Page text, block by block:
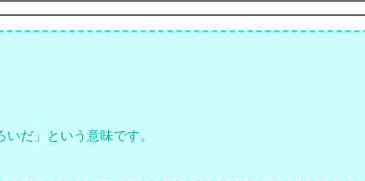
だ」という意味です。